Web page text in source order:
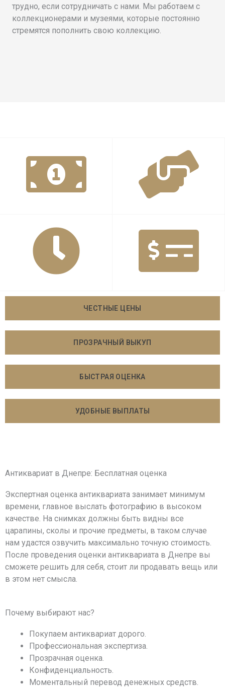
трудно, если сотрудничать с нами. Мы работаем с
коллекционерами и музеями, которые постоянно
стремятся пополнить свою коллекцию.
ЧЕСТНЫЕ ЦЕНЫ
ПРОЗРАЧНЫЙ ВЫКУП
БЫСТРАЯ ОЦЕНКА
УДОБНЫЕ ВЫПЛАТЫ
Антиквариат в Днепре: Бесплатная оценка
Экспертная оценка антиквариата занимает минимум
времени, главное выслать фотографию в высоком
качестве. На снимках должны быть видны все
царапины, сколы и прочие предметы, в таком случае
нам удастся озвучить максимально точную стоимость.
После проведения оценки антиквариата в Днепре вы
сможете решить для себя, стоит ли продавать вещь или
в этом нет смысла.
Почему выбирают нас?
Покупаем антиквариат дорого.
Профессиональная экспертиза.
Прозрачная оценка.
Конфиденциальность.
Моментальный перевод денежных средств.